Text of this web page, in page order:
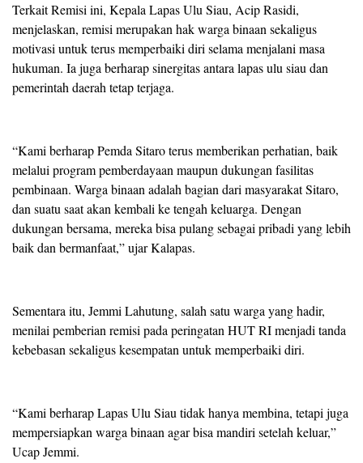
Terkait Remisi ini, Kepala Lapas Ulu Siau, Acip Rasidi,
menjelaskan, remisi merupakan hak warga binaan sekaligus
motivasi untuk terus memperbaiki diri selama menjalani masa
hukuman. Ia juga berharap sinergitas antara lapas ulu siau dan
pemerintah daerah tetap terjaga.
“Kami berharap Pemda Sitaro terus memberikan perhatian, baik
melalui program pemberdayaan maupun dukungan fasilitas
pembinaan. Warga binaan adalah bagian dari masyarakat Sitaro,
dan suatu saat akan kembali ke tengah keluarga. Dengan
dukungan bersama, mereka bisa pulang sebagai pribadi yang lebih
baik dan bermanfaat,” ujar Kalapas.
Sementara itu, Jemmi Lahutung, salah satu warga yang hadir,
menilai pemberian remisi pada peringatan HUT RI menjadi tanda
kebebasan sekaligus kesempatan untuk memperbaiki diri.
“Kami berharap Lapas Ulu Siau tidak hanya membina, tetapi juga
mempersiapkan warga binaan agar bisa mandiri setelah keluar,”
Ucap Jemmi.